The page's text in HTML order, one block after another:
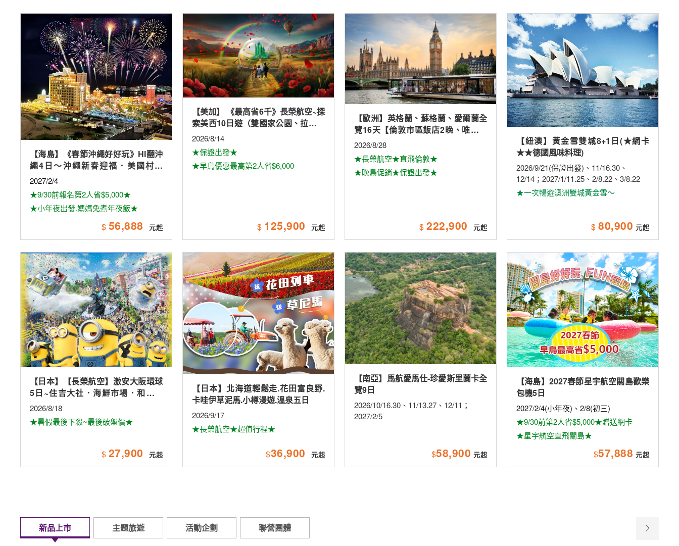
【海島】《春節沖繩好好玩》HI翻沖
繩4日～沖繩新春迎福．美國村海
景．美麗海水族館(媽媽免煮年夜飯)
2027/2/4
★9/30前報名第2人省$5,000★
★小年夜出發.媽媽免煮年夜飯★
$ 56,888
【美加】 《最高省6千》長榮航空~探
索美西10日遊（雙國家公園、拉斯維
加斯球體（入內參觀）、羚羊峽谷雙
奇觀、環球影城）
2026/8/14
★保證出發★
★早鳥優惠最高第2人省$6,000
$ 125,900
【歐洲】英格蘭、蘇格蘭、愛爾蘭全
覽16天【倫敦市區飯店2晚、唯美小
鎮、景觀火車、雙酒廠、米其林、雙
大學城、下午茶
2026/8/28
★長榮航空★直飛倫敦★
★晚鳥促銷★保證出發★
$ 222,900
【紐澳】黃金雪雙城8+1日(★網卡
★★德國風味料理)
2026/9/21(保證出發)、11/16.30、
12/14；2027/1/11.25、2/8.22、3/8.22
★一次暢遊澳洲雙城黃金雪～
$ 80,900
【日本】【長榮航空】激安大阪環球
5日~住吉大社．海鮮市場．和歌山
城．和歌山電鐵．採果樂．環球影城
2026/8/18
★暑假最後下殺~最後破盤價★
$ 27,900
【日本】北海道輕鬆走.花田富良野.
卡哇伊草泥馬.小樽漫遊.溫泉五日
2026/9/17
★長榮航空★超值行程★
$36,900
【南亞】馬航愛馬仕-珍愛斯里蘭卡全
覽9日
2026/10/16.30、11/13.27、12/11；
2027/2/5
$58,900
【海島】2027春節星宇航空關島歡樂
包機5日
2027/2/4(小年夜)、2/8(初三)
★9/30前第2人省$5,000★贈送網卡
★星宇航空直飛關島★
$57,888
新品上市 主題旅遊 活動企劃 聯營團體